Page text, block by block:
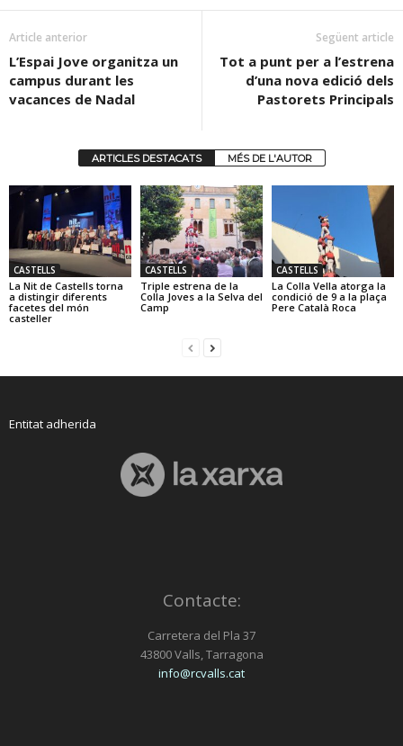
Article anterior
L’Espai Jove organitza un
campus durant les
vacances de Nadal
Següent article
Tot a punt per a l’estrena
d’una nova edició dels
Pastorets Principals
ARTICLES DESTACATS MÉS DE L'AUTOR
CASTELLS
La Nit de Castells torna
a distingir diferents
facetes del món
casteller
CASTELLS
Triple estrena de la
Colla Joves a la Selva del
Camp
CASTELLS
La Colla Vella atorga la
condició de 9 a la plaça
Pere Català Roca
Entitat adherida
Contacte:
Carretera del Pla 37
43800 Valls, Tarragona
info@rcvalls.cat